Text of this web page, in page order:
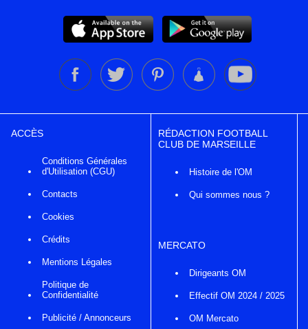
ACCÈS
Conditions Générales
d'Utilisation (CGU)
Contacts
Cookies
Crédits
Mentions Légales
Politique de
Confidentialité
Publicité / Annonceurs
RÉDACTION FOOTBALL
CLUB DE MARSEILLE
Histoire de l'OM
Qui sommes nous ?
MERCATO
Dirigeants OM
Effectif OM 2024 / 2025
OM Mercato